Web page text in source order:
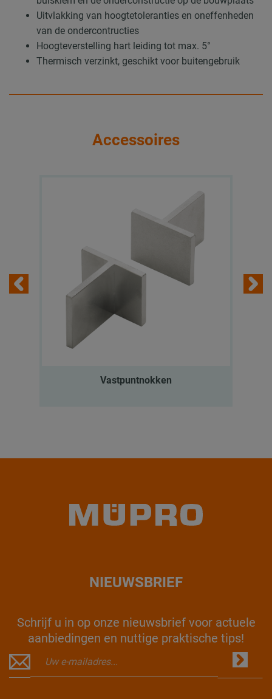
Uitvlakking van hoogtetoleranties en oneffenheden
van de ondercontructies
Hoogteverstelling hart leiding tot max. 5°
Thermisch verzinkt, geschikt voor buitengebruik
Accessoires
Vastpuntnokken
NIEUWSBRIEF
Schrijf u in op onze nieuwsbrief voor actuele
aanbiedingen en nuttige praktische tips!